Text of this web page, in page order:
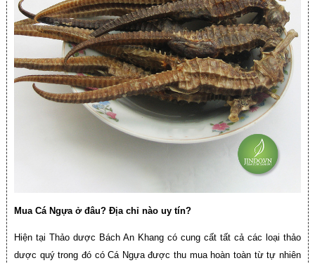
Mua Cá Ngựa ở đâu? Địa chỉ nào uy tín?
Hiện tại Thảo dược Bách An Khang có cung cất tất cả các loại thảo
dược quý trong đó có Cá Ngựa được thu mua hoàn toàn từ tự nhiên